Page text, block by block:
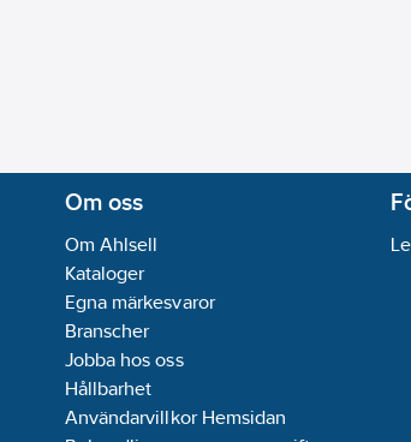
Om oss
Om Ahlsell
Kataloger
Egna märkesvaror
Branscher
Jobba hos oss
Hållbarhet
Användarvillkor Hemsidan